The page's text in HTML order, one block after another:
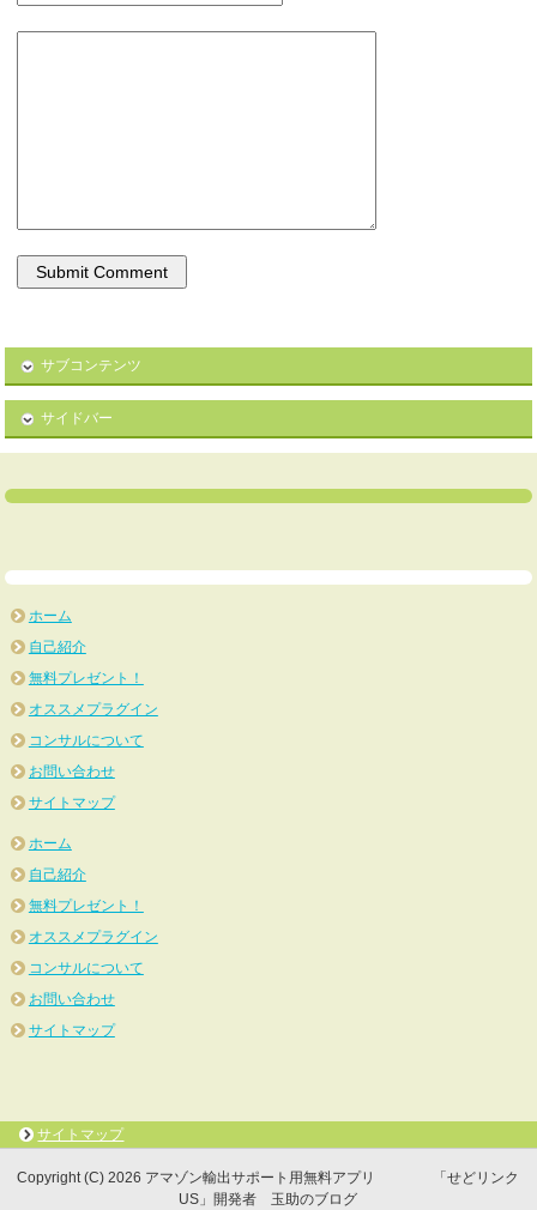
サブコンテンツ
サイドバー
ホーム
自己紹介
無料プレゼント！
オススメプラグイン
コンサルについて
お問い合わせ
サイトマップ
ホーム
自己紹介
無料プレゼント！
オススメプラグイン
コンサルについて
お問い合わせ
サイトマップ
サイトマップ
Copyright (C) 2026 アマゾン輸出サポート用無料アプリ 「せどリンク
US」開発者 玉助のブログ